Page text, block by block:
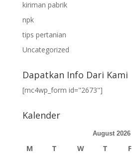
kiriman pabrik
npk
tips pertanian
Uncategorized
Dapatkan Info Dari Kami
[mc4wp_form id="2673"]
Kalender
August 2026
M T W T F